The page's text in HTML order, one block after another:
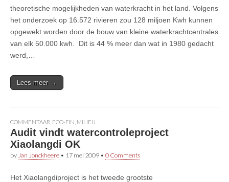
theoretische mogelijkheden van waterkracht in het land. Volgens
het onderzoek op 16.572 rivieren zou 128 miljoen Kwh kunnen
opgewekt worden door de bouw van kleine waterkrachtcentrales
van elk 50.000 kwh. Dit is 44 % meer dan wat in 1980 gedacht
werd,…
Lees meer →
COMMENTAAR ECO-FIN MILIEU
Audit vindt watercontroleproject
Xiaolangdi OK
by Jan Jonckheere • 17 mei 2009 • 0 Comments
Het Xiaolangdiproject is het tweede grootste